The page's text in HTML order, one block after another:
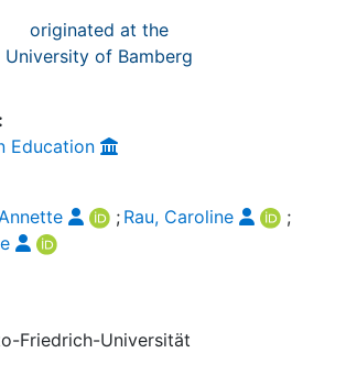
originated at the
University of Bamberg
Education
; Rau, Caroline
;
Friedrich-Universität